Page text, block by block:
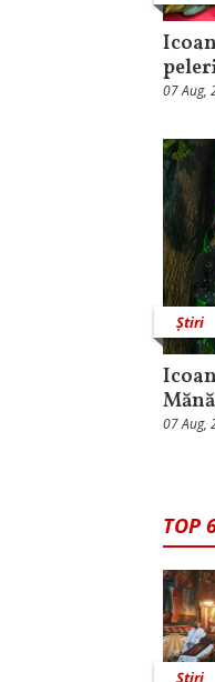
07 Aug,
Știri
07 Aug,
TOP
Știri